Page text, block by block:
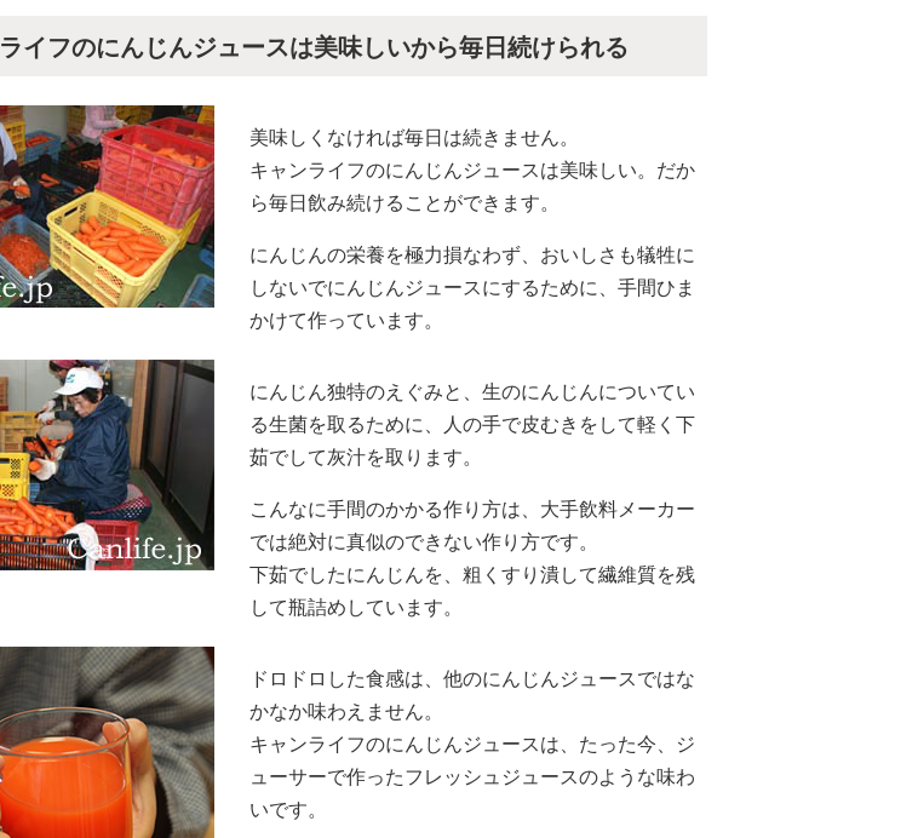
イフのにんじんジュースは美味しいから毎日続けられる
美味しくなければ毎日は続きません。
キャンライフのにんじんジュースは美味しい。だか
ら毎日飲み続けることができます。
にんじんの栄養を極力損なわず、おいしさも犠牲に
しないでにんじんジュースにするために、手間ひま
かけて作っています。
にんじん独特のえぐみと、生のにんじんについてい
る生菌を取るために、人の手で皮むきをして軽く下
茹でして灰汁を取ります。
こんなに手間のかかる作り方は、大手飲料メーカー
では絶対に真似のできない作り方です。
下茹でしたにんじんを、粗くすり潰して繊維質を残
して瓶詰めしています。
ドロドロした食感は、他のにんじんジュースではな
かなか味わえません。
キャンライフのにんじんジュースは、たった今、ジ
ューサーで作ったフレッシュジュースのような味わ
いです。